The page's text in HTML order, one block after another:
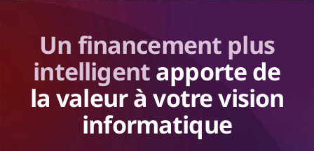
Un financement plus
intelligentapporte de
la valeur à votre vision
informatique